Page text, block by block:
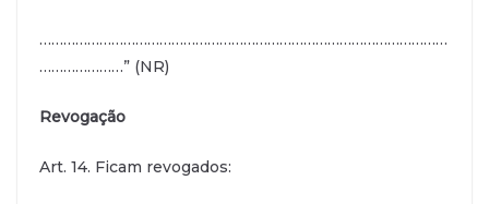
…………………………………………………………………………………………
…………………” (NR)
Revogação
Art. 14. Ficam revogados: